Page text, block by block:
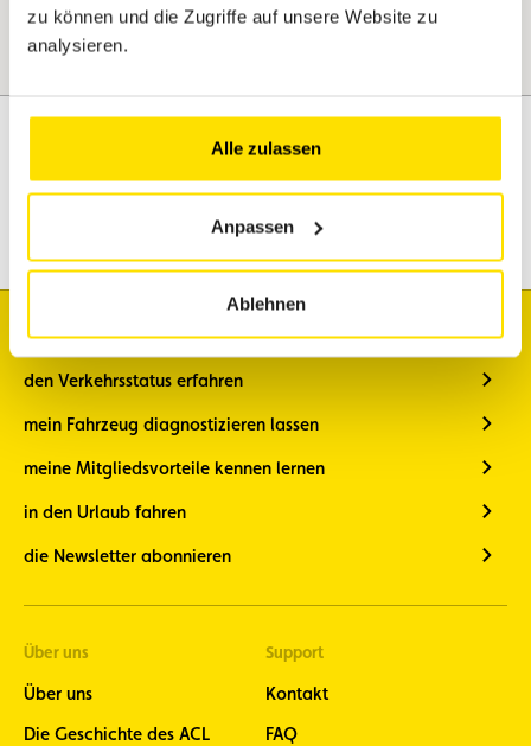
zu können und die Zugriffe auf unsere Website zu
analysieren.
Alle zulassen
Anpassen
Ablehnen
Assistenz Mobilität
Ich möchte
den Verkehrsstatus erfahren
mein Fahrzeug diagnostizieren lassen
meine Mitgliedsvorteile kennen lernen
in den Urlaub fahren
die Newsletter abonnieren
Über uns
Über uns
Die Geschichte des ACL
Support
Kontakt
FAQ